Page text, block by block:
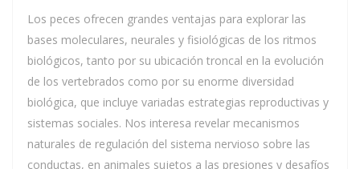
Los peces ofrecen grandes ventajas para explorar las
bases moleculares, neurales y fisiológicas de los ritmos
biológicos, tanto por su ubicación troncal en la evolución
de los vertebrados como por su enorme diversidad
biológica, que incluye variadas estrategias reproductivas y
sistemas sociales. Nos interesa revelar mecanismos
naturales de regulación del sistema nervioso sobre las
conductas, en animales sujetos a las presiones y desafíos